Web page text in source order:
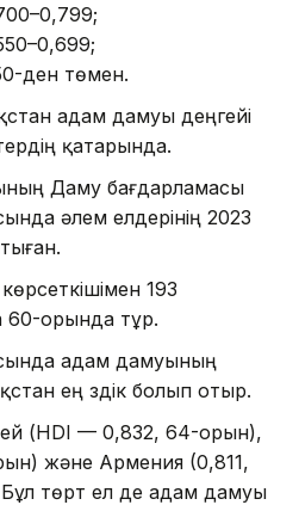
ден төмен.
адам дамуы деңгейі
қатарында.
Даму бағдарламасы
әлем елдерінің 2023
193
60-орында тұр.
адам дамуының
ең үздік болып отыр.
(HDI — 0,832, 64-орын),
және Армения (0,811,
төрт ел де адам дамуы